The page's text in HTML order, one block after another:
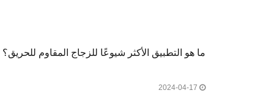
ما هو التطبيق الأكثر شيوعًا للزجاج المقاوم للحريق؟